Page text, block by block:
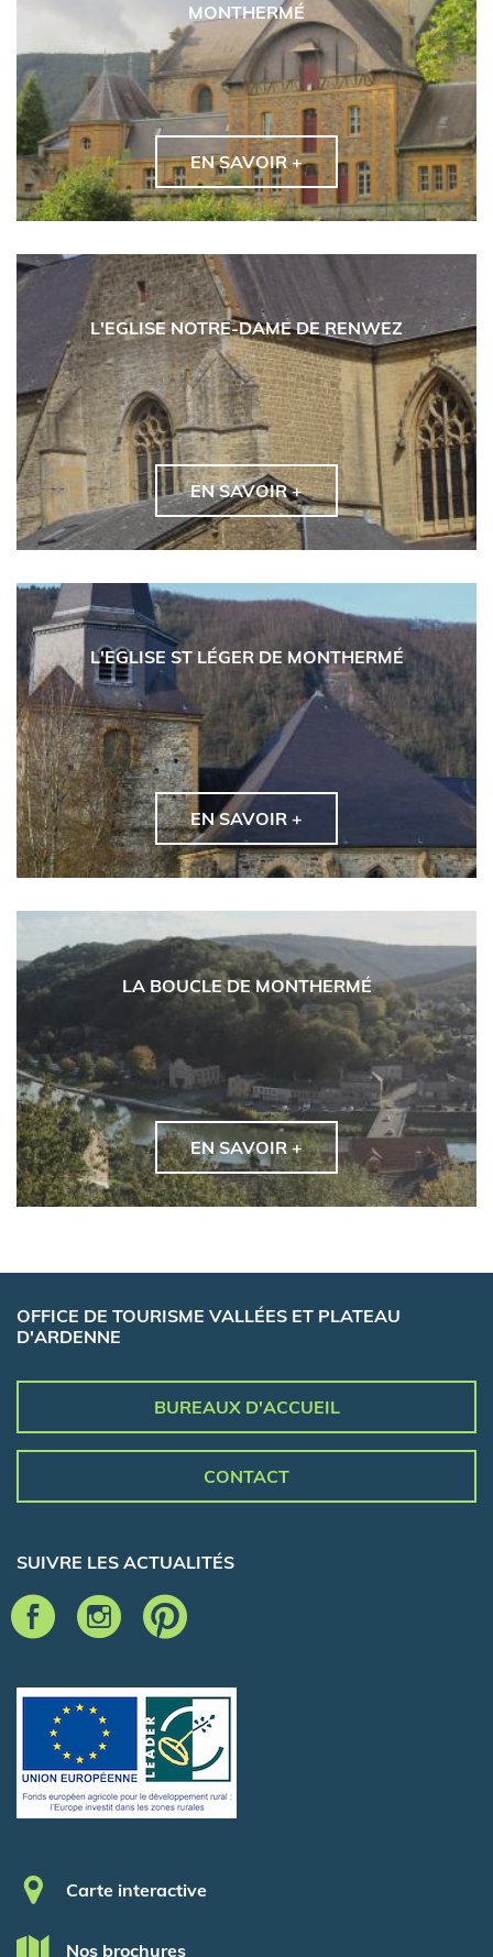
MONTHERMÉ
EN SAVOIR +
L'EGLISE NOTRE-DAME DE RENWEZ
EN SAVOIR +
L'EGLISE ST LÉGER DE MONTHERMÉ
EN SAVOIR +
LA BOUCLE DE MONTHERMÉ
EN SAVOIR +
OFFICE DE TOURISME VALLÉES ET PLATEAU
D'ARDENNE
BUREAUX D'ACCUEIL
CONTACT
SUIVRE LES ACTUALITÉS
Pied de page
Carte interactive
Nos brochures